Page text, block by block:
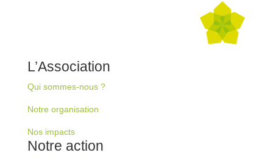
L’Association
Qui sommes-nous ?
Notre organisation
Nos impacts
Notre action